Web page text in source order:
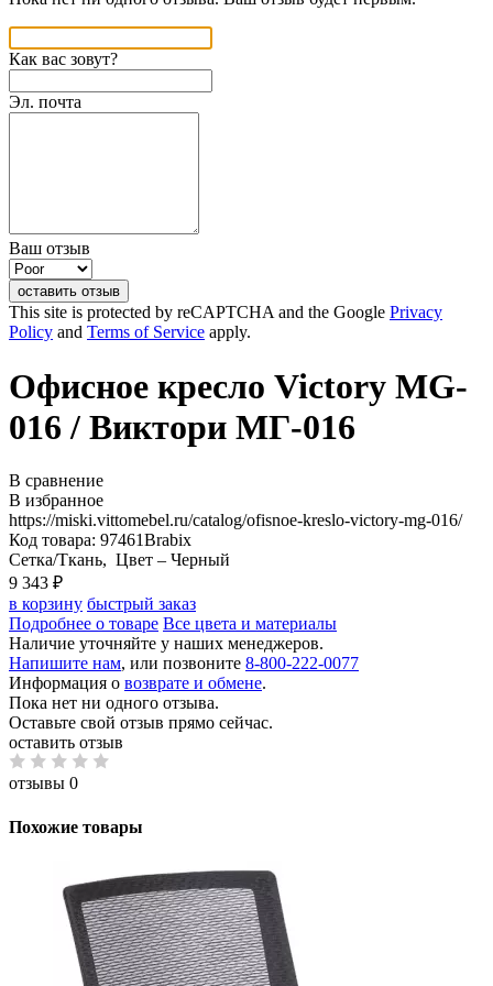
Как вас зовут?
Эл. почта
Ваш отзыв
оставить отзыв
This site is protected by reCAPTCHA and the Google Privacy
Policy and Terms of Service apply.
Офисное кресло Victory MG-
016 / Виктори МГ-016
В сравнение
В избранное
https://miski.vittomebel.ru/catalog/ofisnoe-kreslo-victory-mg-016/
Код товара: 97461Brabix
Сетка/Ткань, Цвет – Черный
9 343 ₽
в корзину быстрый заказ
Подробнее о товаре Все цвета и материалы
Наличие уточняйте у наших менеджеров.
Напишите нам, или позвоните 8-800-222-0077
Информация о возврате и обмене.
Пока нет ни одного отзыва.
Оставьте свой отзыв прямо сейчас.
оставить отзыв
отзывы 0
Похожие товары